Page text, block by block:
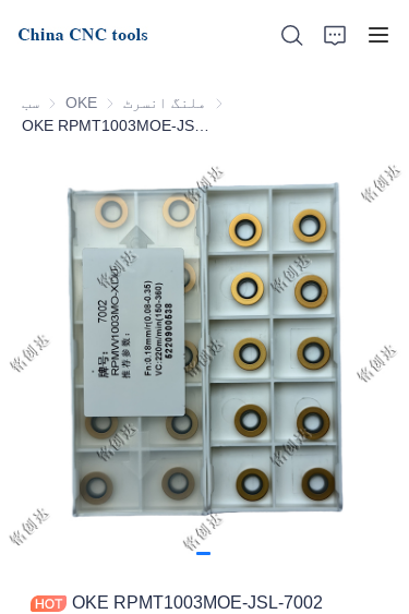
سب OKE OKEملنگ انسرٹ
ملنگ انسرٹ
OKE RPMT1003MOE-JSL-7002
ہمارے بارے میں
مصنوعات
خبریں
سپورٹ